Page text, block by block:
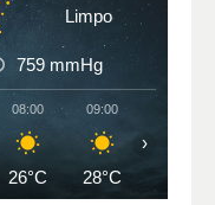
Limpo
759 mmHg
08:00
26°C
09:00
28°C
›